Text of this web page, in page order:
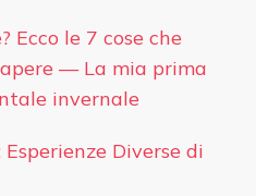
Ecco le 7 cose che
— La mia prima
invernale
Diverse di